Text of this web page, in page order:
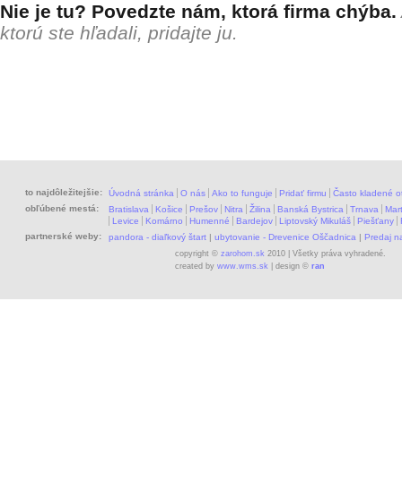
Nie je tu? Povedzte nám, ktorá firma chýba.
ktorú ste hľadali, pridajte ju.
to najdôležitejšie: Úvodná stránka O nás Ako to funguje Pridať firmu
Často kladené
obľúbené mestá:
Bratislava Košice Prešov Nitra Žilina Banská Bystrica Trnava
Levice
Komárno Humenné Bardejov Liptovský Mikuláš Piešťany
partnerské weby:
pandora - diaľkový štart | ubytovanie - Drevenice Oščadnica | Predaj
copyright © zarohom.sk 2010 | Všetky práva vyhradené.
created by www.wms.sk | design © ran